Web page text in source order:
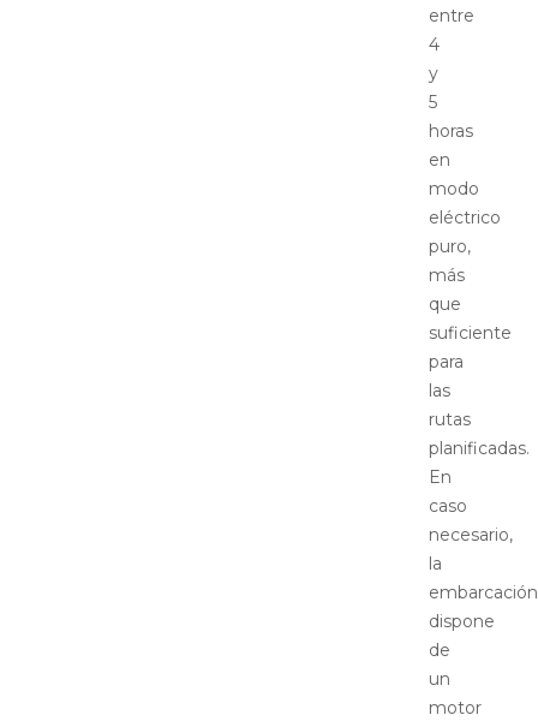
entre
4
y
5
horas
en
modo
eléctrico
puro,
más
que
suficiente
para
las
rutas
planificadas.
En
caso
necesario,
la
embarcación
dispone
de
un
motor